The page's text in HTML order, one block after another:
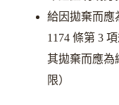
給因拋棄而應
1174 條第 3
其拋棄而應為
限）